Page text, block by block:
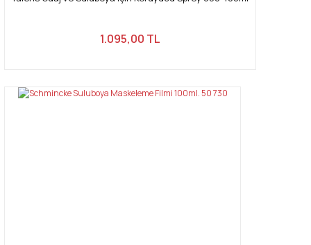
1.095,00 TL